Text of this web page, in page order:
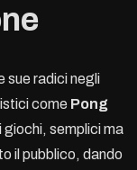
sue radici negli
come Pong
semplici ma
il pubblico, dando